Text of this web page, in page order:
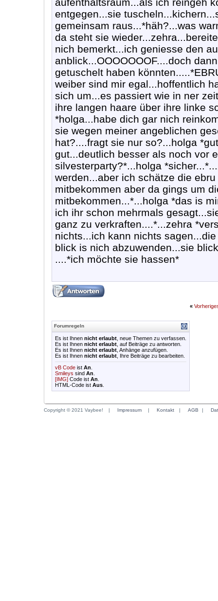
entgegen...sie
gemeinsam raus...*häh?...was
da steht sie
nich bemerkt...ich geniesse den
anblick...OOOOOOOF....doch
getuschelt haben
weiber sind mir egal...hoffentlich
sich um...es passiert wie in ner
ihre langen haare über ihre linke
*holga...habe dich gar nich
sie wegen meiner angeblichen
hat?....fragt sie nur so?...holga
gut...deutlich besser als noch vor
silvesterparty?*...holga
werden...aber ich schätze die
mitbekommen aber da gings um
mitbekommen...*...holga *das is
ich ihr schon mehrmals
ganz zu verkraften....*...zehra
nichts...ich kann nichts
blick is nich abzuwenden...sie
....*ich möchte sie hassen*
«
Forumregeln
Es ist Ihnen nicht erlaubt , neue Themen zu verfassen.
Es ist Ihnen nicht erlaubt , auf Beiträge zu antworten.
Es ist Ihnen nicht erlaubt , Anhänge anzufügen.
Es ist Ihnen nicht erlaubt , Ihre Beiträge zu bearbeiten.
vB Code ist An
Smileys sind An
[IMG] Code ist An
HTML-Code ist Aus
Copyright © 2021 Vaybee! | Impressum | Kontakt | AGB |